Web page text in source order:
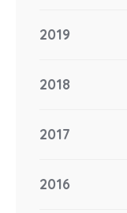
2019
2018
2017
2016